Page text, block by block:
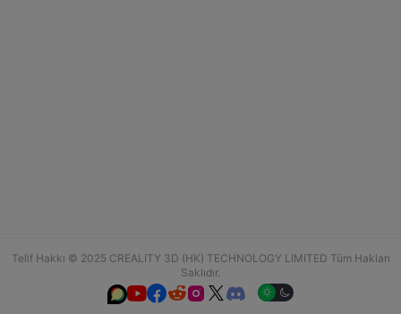
Telif Hakkı © 2025 CREALITY 3D (HK) TECHNOLOGY LIMITED Tüm Hakları
Saklıdır.
  